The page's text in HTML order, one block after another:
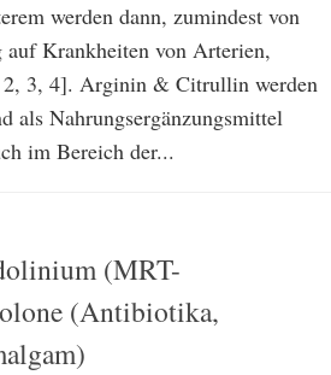
werden dann, zumindest von
Krankheiten von Arterien,
3, 4]. Arginin & Citrullin werden
als Nahrungsergänzungsmittel
im Bereich der...
(MRT-
(Antibiotika,